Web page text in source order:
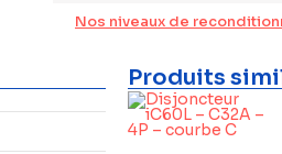
Nos niveaux de
Produits